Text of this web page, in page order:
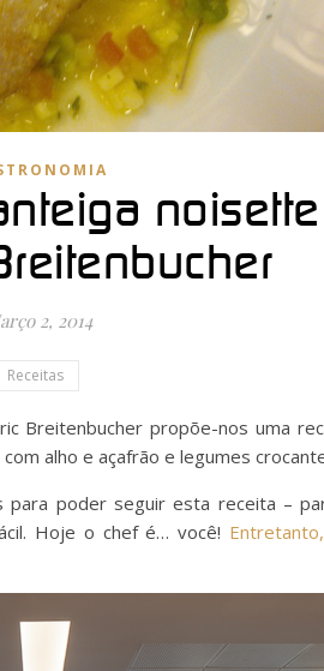
2, 2014
Receitas
Breitenbucher propõe-nos uma
alho e açafrão e legumes
poder seguir esta receita –
Hoje o chef é… você!